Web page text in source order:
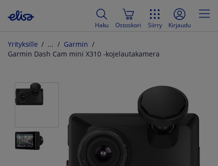
Haku Ostoskori Siirry Kirjaudu
Yrityksille
Garmin
Garmin Dash Cam mini X310 -kojelautakamera